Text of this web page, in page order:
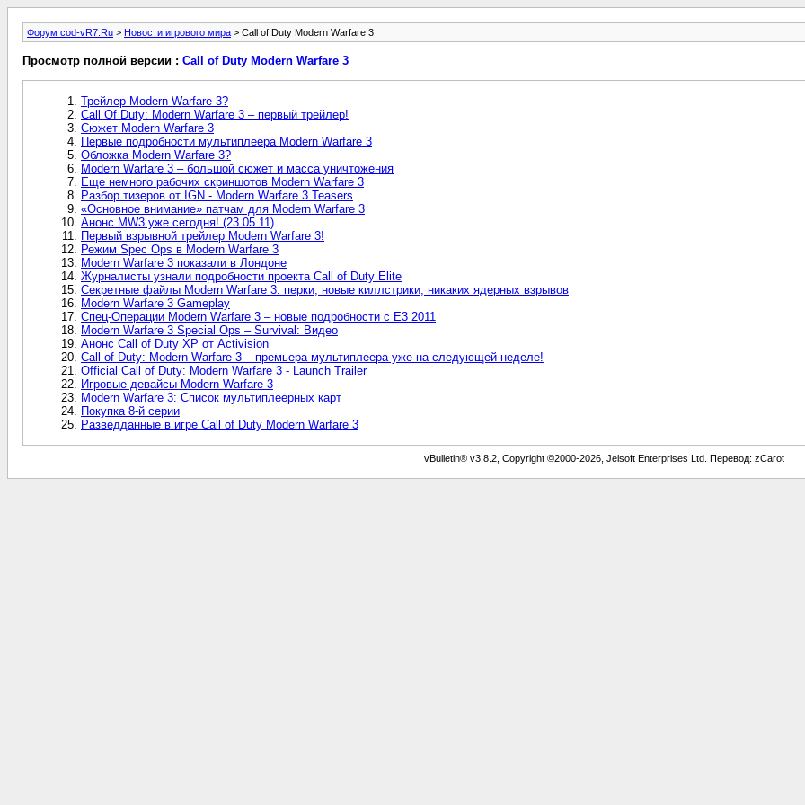
Форум cod-vR7.Ru > Новости игрового мира > Call of Duty Modern Warfare 3
Просмотр полной версии : Call of Duty Modern Warfare 3
Трейлер Modern Warfare 3?
Call Of Duty: Modern Warfare 3 – первый трейлер!
Сюжет Modern Warfare 3
Первые подробности мультиплеерa Modern Warfare 3
Обложка Modern Warfare 3?
Modern Warfare 3 – большой сюжет и масса уничтожения
Еще немного рабочих скриншотов Modern Warfare 3
Разбор тизеров от IGN - Modern Warfare 3 Teasers
«Основное внимание» патчам для Modern Warfare 3
Анонс MW3 уже сегодня! (23.05.11)
Первый взрывной трейлер Modern Warfare 3!
Режим Spec Ops в Modern Warfare 3
Modern Warfare 3 показали в Лондоне
Журналисты узнали подробности проекта Call of Duty Elite
Секретные файлы Modern Warfare 3: перки, новые киллстрики, никаких ядерных взрывов
Modern Warfare 3 Gameplay
Спец-Операции Modern Warfare 3 – новые подробности с Е3 2011
Modern Warfare 3 Special Ops – Survival: Видео
Анонс Call of Duty XP от Activision
Call of Duty: Modern Warfare 3 – премьера мультиплеера уже на следующей неделе!
Official Call of Duty: Modern Warfare 3 - Launch Trailer
Игровые девайсы Modern Warfare 3
Modern Warfare 3: Список мультиплеерных карт
Покупка 8-й серии
Разведданные в игре Call of Duty Modern Warfare 3
vBulletin® v3.8.2, Copyright ©2000-2026, Jelsoft Enterprises Ltd. Перевод: zCarot